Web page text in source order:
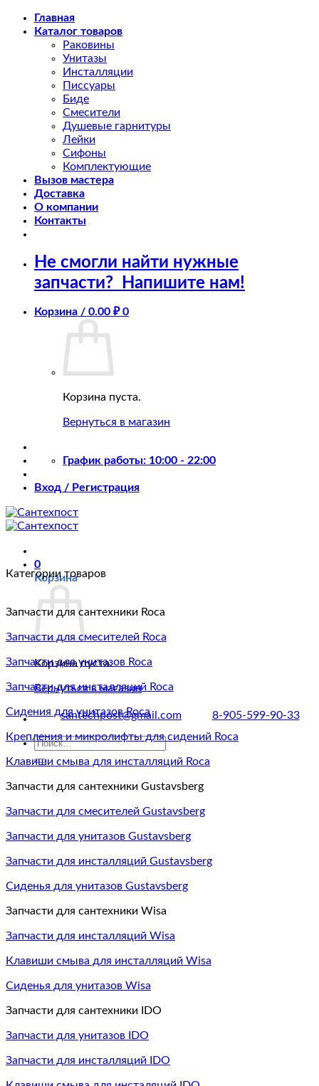
Skip
Главная
Каталог товаров
Раковины
Унитазы
Инсталляции
Писсуары
Биде
Смесители
Душевые гарнитуры
Лейки
Сифоны
Комплектующие
Вызов мастера
Доставка
О компании
Контакты
Не смогли найти нужные
запчасти?
Напишите нам!
Корзина / 0.00 ₽ 0
Корзина пуста.
Вернуться в магазин
График работы: 10:00 - 22:00
Вход / Регистрация
0
Корзина
Корзина пуста.
Вернуться в магазин
santechpost@gmail.com 8-905-599-90-33
Искать:
Категории товаров
Запчасти для сантехники Roca
Запчасти для смесителей Roca
Запчасти для унитазов Roca
Запчасти для инсталляций Roca
Сидения для унитазов Roca
Крепления и микролифты для сидений Roca
Клавиши смыва для инсталляций Roca
Запчасти для сантехники Gustavsberg
Запчасти для смесителей Gustavsberg
Запчасти для унитазов Gustavsberg
Запчасти для инсталляций Gustavsberg
Сиденья для унитазов Gustavsberg
Запчасти для сантехники Wisa
Запчасти для инсталляций Wisa
Клавиши смыва для инсталляций Wisa
Сиденья для унитазов Wisa
Запчасти для сантехники IDO
Запчасти для унитазов IDO
Запчасти для инсталляций IDO